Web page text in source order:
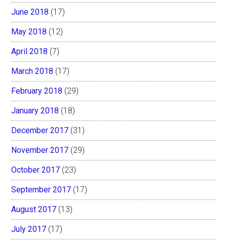
June 2018 (17)
May 2018 (12)
April 2018 (7)
March 2018 (17)
February 2018 (29)
January 2018 (18)
December 2017 (31)
November 2017 (29)
October 2017 (23)
September 2017 (17)
August 2017 (13)
July 2017 (17)